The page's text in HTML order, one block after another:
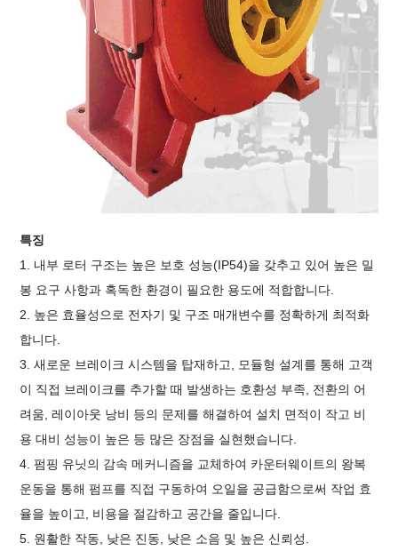
특징
1. 내부 로터 구조는 높은 보호 성능(IP54)을 갖추고 있어 높은 밀
봉 요구 사항과 혹독한 환경이 필요한 용도에 적합합니다.
2. 높은 효율성으로 전자기 및 구조 매개변수를 정확하게 최적화
합니다.
3. 새로운 브레이크 시스템을 탑재하고, 모듈형 설계를 통해 고객
이 직접 브레이크를 추가할 때 발생하는 호환성 부족, 전환의 어
려움, 레이아웃 낭비 등의 문제를 해결하여 설치 면적이 작고 비
용 대비 성능이 높은 등 많은 장점을 실현했습니다.
4. 펌핑 유닛의 감속 메커니즘을 교체하여 카운터웨이트의 왕복
운동을 통해 펌프를 직접 구동하여 오일을 공급함으로써 작업 효
율을 높이고, 비용을 절감하고 공간을 줄입니다.
5. 원활한 작동, 낮은 진동, 낮은 소음 및 높은 신뢰성.